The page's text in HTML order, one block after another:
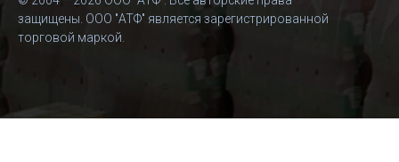
защищены. ООО "АТФ" является зарегистрированной
торговой маркой.